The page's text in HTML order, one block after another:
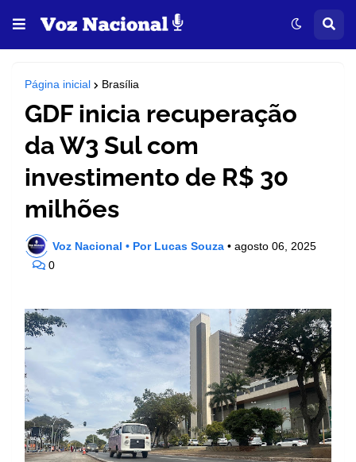
Página inicial Brasília
GDF inicia recuperação
da W3 Sul com
investimento de R$ 30
milhões
Voz Nacional • Por Lucas Souza • agosto 06, 2025
0